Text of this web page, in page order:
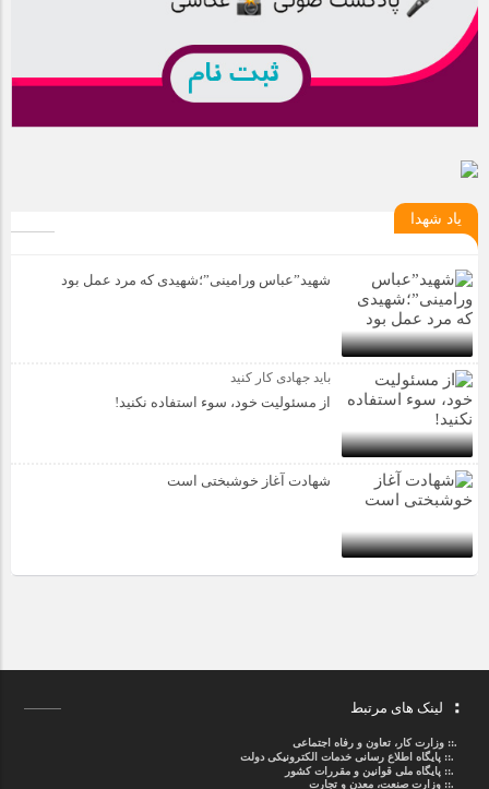
یاد شهدا
شهید”عباس ورامینی”؛شهیدی که مرد عمل بود
باید جهادی کار کنید
از مسئولیت خود، سوء استفاده نکنید!
شهادت آغاز خوشبختی است
لینک های مرتبط
.::وزارت کار، تعاون و رفاه اجتماعی
.::پایگاه اطلاع رسانی خدمات الکترونیکی دولت
.::پایگاه ملی قوانین و مقررات کشور
.:: وزارت صنعت، معدن و تجارت